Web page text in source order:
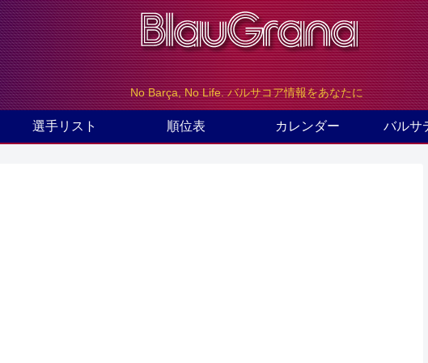
No Barça, No Life. バルサコア情報をあなたに
選手リスト 順位表 カレンダー バルサ